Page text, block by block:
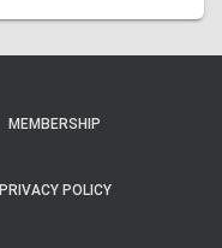
MEMBERSHIP
PRIVACY POLICY